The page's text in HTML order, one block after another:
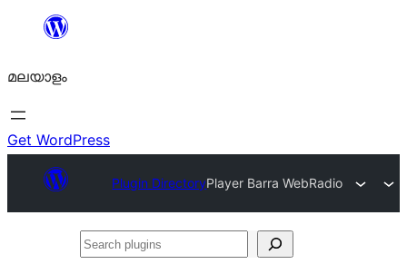
ഉള്ളടക്കത്തിലേക്ക്
മലയാളം
Get WordPress
Plugin DirectoryPlayer Barra WebRadio
Search